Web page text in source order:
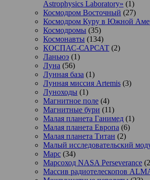
Astrophysics Laboratory» (1)
Космодром Восточный (27)
Космодром Куру в Южной
Космодромы (35)
Космонавты (134)
КОСПАС-САРСАТ (2)
Ланьюэ (1)
Луна (56)
Лунная база (1)
Лунная миссия Artemis (3)
Луноходы (1)
Магнитное поле (4)
Магнитные бури (11)
Малая планета Ганимед (1)
Малая планета Европа (6)
Малая планета Титан (2)
Малый исследовательский
Марс (34)
Марсоход NASA Perseverance
Массив радиотелескопов